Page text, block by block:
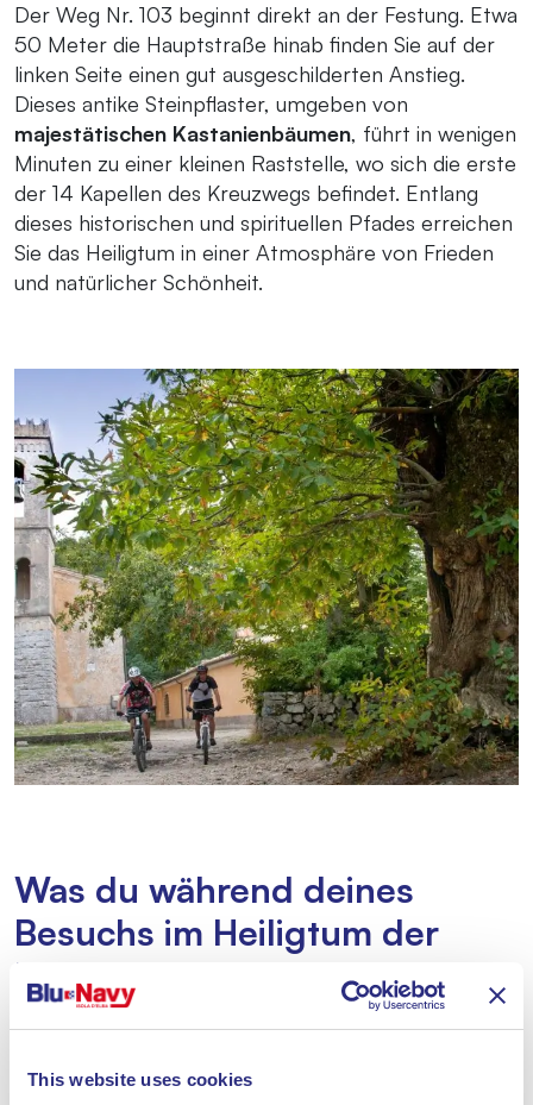
This website uses cookies
Der Weg Nr. 103 beginnt direkt an der Festung. Etwa
50 Meter die Hauptstraße hinab finden Sie auf der
linken Seite einen gut ausgeschilderten Anstieg.
Dieses antike Steinpflaster, umgeben von
majestätischen Kastanienbäumen, führt in wenigen
Minuten zu einer kleinen Raststelle, wo sich die erste
der 14 Kapellen des Kreuzwegs befindet. Entlang
dieses historischen und spirituellen Pfades erreichen
Sie das Heiligtum in einer Atmosphäre von Frieden
und natürlicher Schönheit.
Was du während deines
Besuchs im Heiligtum der
Madonna del Monte sehen
wirst